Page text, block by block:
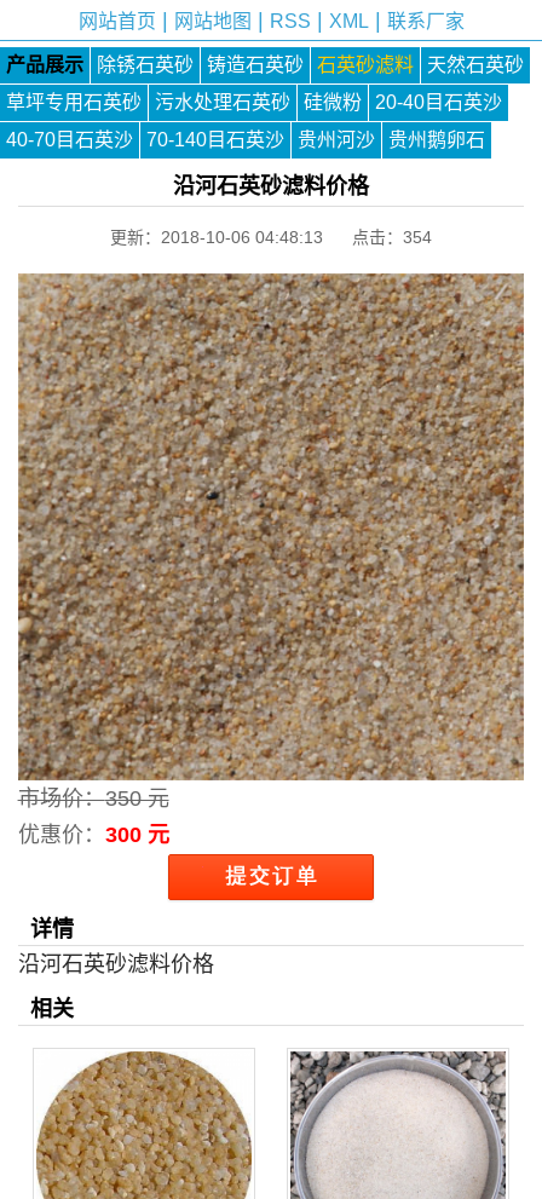
网站首页 网站地图 RSS XML| 联系厂家
产品展示 除锈石英砂 铸造石英砂 石英砂滤料
天然石英砂
草坪专用石英砂
污水处理石英砂 硅微粉
20-40目石英沙
40-70目石英沙
70-140目石英沙 贵州河沙 贵州鹅卵石
沿河石英砂滤料价格
更新：2018-10-06 04:48:13 点击： 354
市场价：350 元
优惠价： 300 元
详情
沿河石英砂滤料价格
相关